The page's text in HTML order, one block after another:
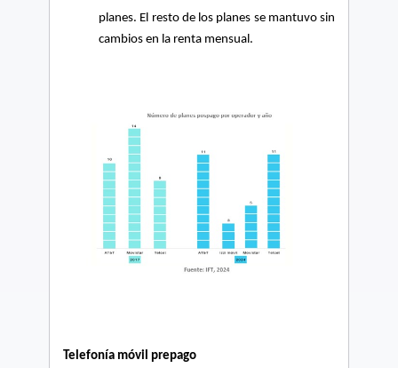
planes. El resto de los planes se mantuvo sin
cambios en la renta mensual.
Telefonía móvil prepago